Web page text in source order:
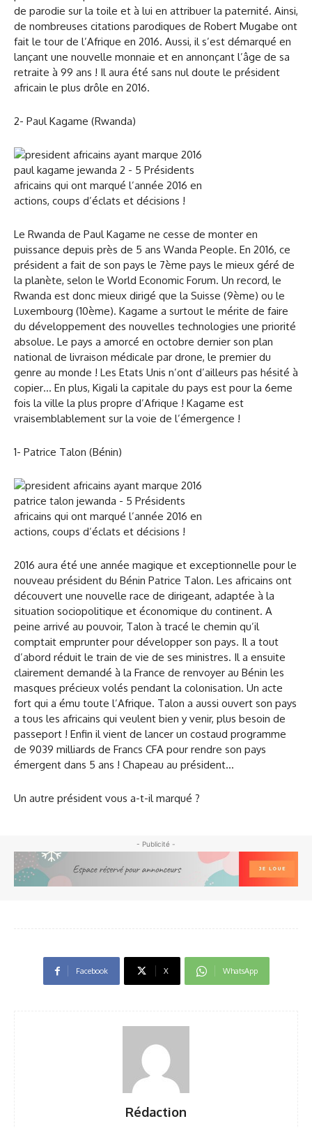
de parodie sur la toile et à lui en attribuer la paternité. Ainsi,
de nombreuses citations parodiques de Robert Mugabe ont
fait le tour de l’Afrique en 2016. Aussi, il s’est démarqué en
lançant une nouvelle monnaie et en annonçant l’âge de sa
retraite à 99 ans ! Il aura été sans nul doute le président
africain le plus drôle en 2016.
2- Paul Kagame (Rwanda)
Le Rwanda de Paul Kagame ne cesse de monter en
puissance depuis près de 5 ans Wanda People. En 2016, ce
président a fait de son pays le 7ème pays le mieux géré de
la planète, selon le World Economic Forum. Un record, le
Rwanda est donc mieux dirigé que la Suisse (9ème) ou le
Luxembourg (10ème). Kagame a surtout le mérite de faire
du développement des nouvelles technologies une priorité
absolue. Le pays a amorcé en octobre dernier son plan
national de livraison médicale par drone, le premier du
genre au monde ! Les Etats Unis n’ont d’ailleurs pas hésité à
copier… En plus, Kigali la capitale du pays est pour la 6eme
fois la ville la plus propre d’Afrique ! Kagame est
vraisemblablement sur la voie de l’émergence !
1- Patrice Talon (Bénin)
2016 aura été une année magique et exceptionnelle pour le
nouveau président du Bénin Patrice Talon. Les africains ont
découvert une nouvelle race de dirigeant, adaptée à la
situation sociopolitique et économique du continent. A
peine arrivé au pouvoir, Talon à tracé le chemin qu’il
comptait emprunter pour développer son pays. Il a tout
d’abord réduit le train de vie de ses ministres. Il a ensuite
clairement demandé à la France de renvoyer au Bénin les
masques précieux volés pendant la colonisation. Un acte
fort qui a ému toute l’Afrique. Talon a aussi ouvert son pays
a tous les africains qui veulent bien y venir, plus besoin de
passeport ! Enfin il vient de lancer un costaud programme
de 9039 milliards de Francs CFA pour rendre son pays
émergent dans 5 ans ! Chapeau au président…
Un autre président vous a-t-il marqué ?
- Publicité -
Facebook X WhatsApp
Rédaction